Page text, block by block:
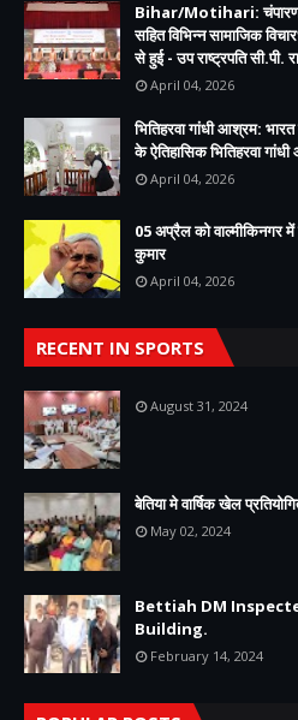
Bihar/Motihari: चंपारण
सहित विभिन्न सामाजिक
से हुई - उप राष्ट्रपति सी.पी.
April 04, 2026
भितिहरवा गांधी आश्रम:
के ऐतिहासिक भितिहरवा
April 04, 2026
05 अप्रैल को वाल्मीकिनगर
कुमार
April 04, 2026
RECENT IN SPORTS
August 31, 2024
बेतिया मे वार्षिक खेल
May 02, 2024
Bettiah DM
Building.
February 14, 2024